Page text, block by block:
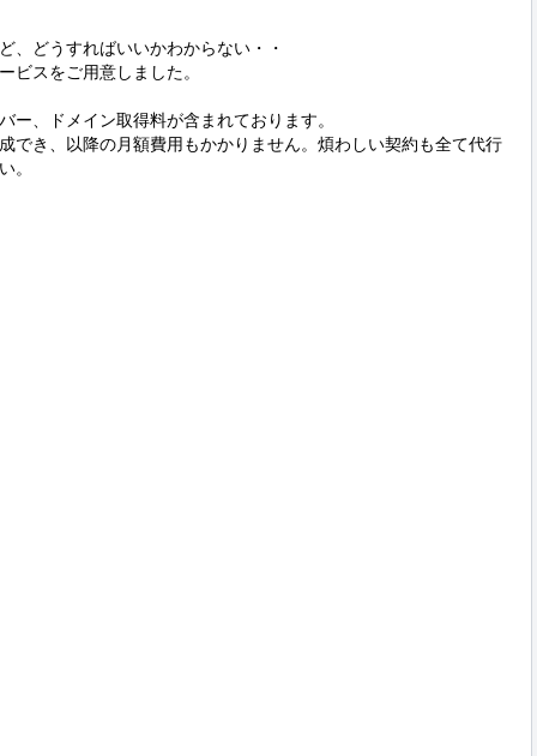
、どうすればいいかわからない・・
ビスをご用意しました。
ー、ドメイン取得料が含まれております。
でき、以降の月額費用もかかりません。煩わしい契約も全て代行
。